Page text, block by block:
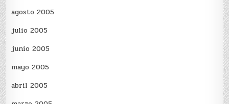
agosto 2005
julio 2005
junio 2005
mayo 2005
abril 2005